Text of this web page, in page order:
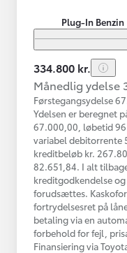
Plug-In Benzin
334.800 kr.
Månedlig ydelse
Førstegangsydelse
Ydelsen er beregnet
67.000,00, løbetid 96
variabel debitorrente
kreditbeløb kr.
82.651,84. I alt
kreditgodkendelse
forudsættes.
fortrydelsesret på
betaling via en
forbehold for fejl,
Finansiering via